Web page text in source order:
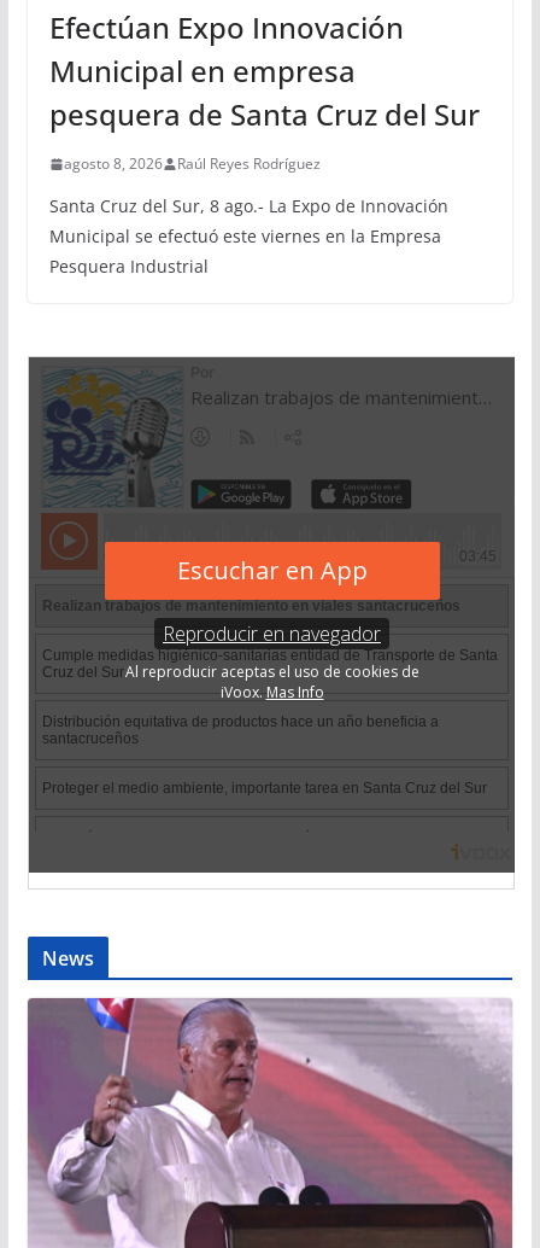
Efectúan Expo Innovación
Municipal en empresa
pesquera de Santa Cruz del Sur
agosto 8, 2026 Raúl Reyes Rodríguez
Santa Cruz del Sur, 8 ago.- La Expo de Innovación
Municipal se efectuó este viernes en la Empresa
Pesquera Industrial
News